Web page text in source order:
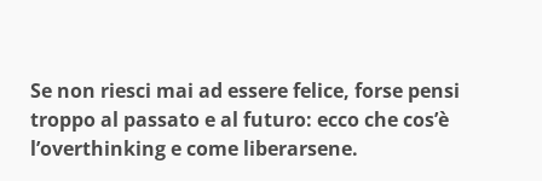
Se non riesci mai ad essere felice, forse pensi
troppo al passato e al futuro: ecco che cos’è
l’overthinking e come liberarsene.